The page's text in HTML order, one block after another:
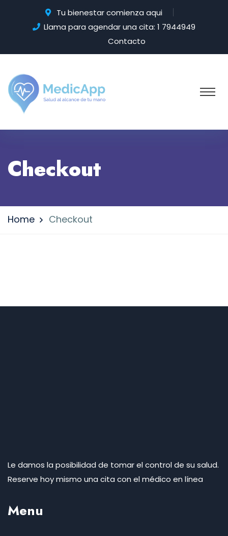
Tu bienestar comienza aqui
Llama para agendar una cita: 1 7944949
Contacto
Checkout
Home Checkout
Le damos la posibilidad de tomar el control de su salud.
Reserve hoy mismo una cita con el médico en línea
Menu